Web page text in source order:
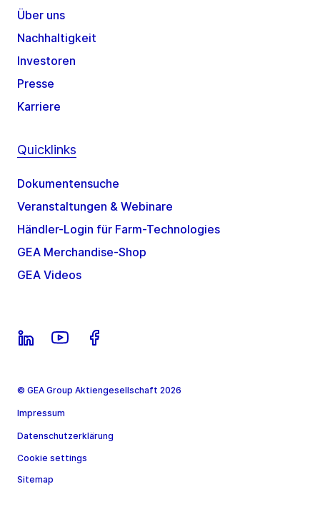
Über uns
Nachhaltigkeit
Investoren
Presse
Karriere
Quicklinks
Dokumentensuche
Veranstaltungen & Webinare
Händler-Login für Farm-Technologies
GEA Merchandise-Shop
GEA Videos
© GEA Group Aktiengesellschaft 2026
Impressum
Datenschutzerklärung
Cookie settings
Sitemap